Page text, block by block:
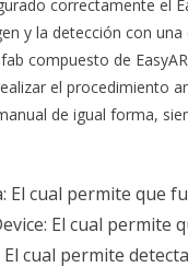
correctamente el
y la detección con
compuesto de
el procedimiento
de igual forma,
El cual permite que
El cual permite
cual permite